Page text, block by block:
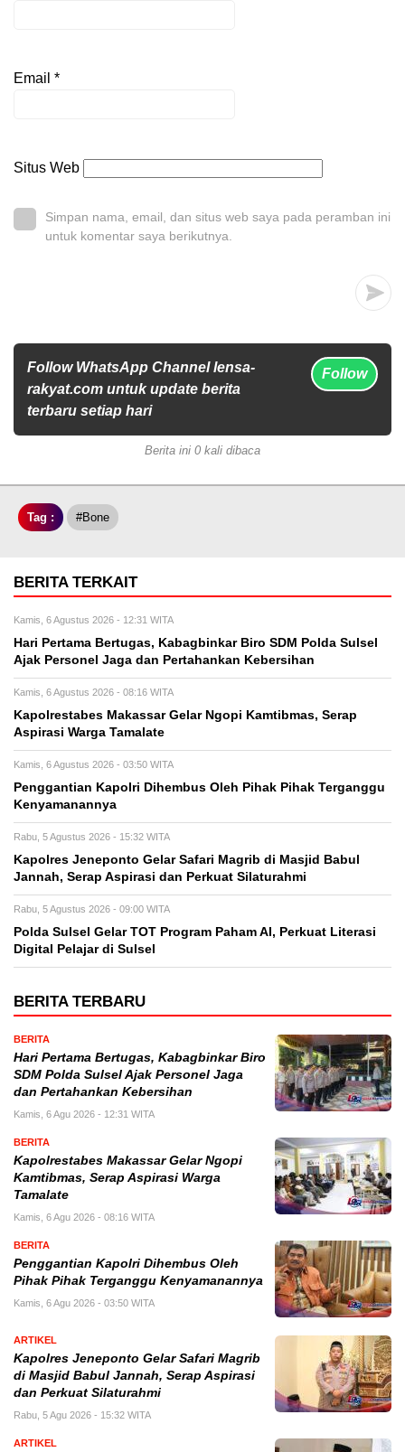
Email *
Situs Web
Simpan nama, email, dan situs web saya pada peramban ini
untuk komentar saya berikutnya.
Follow WhatsApp Channel lensa-
rakyat.com untuk update berita
terbaru setiap hari
Follow
Berita ini 0 kali dibaca
Tag : #Bone
BERITA TERKAIT
Kamis, 6 Agustus 2026 - 12:31 WITA
Hari Pertama Bertugas, Kabagbinkar Biro SDM Polda Sulsel
Ajak Personel Jaga dan Pertahankan Kebersihan
Kamis, 6 Agustus 2026 - 08:16 WITA
Kapolrestabes Makassar Gelar Ngopi Kamtibmas, Serap
Aspirasi Warga Tamalate
Kamis, 6 Agustus 2026 - 03:50 WITA
Penggantian Kapolri Dihembus Oleh Pihak Pihak Terganggu
Kenyamanannya
Rabu, 5 Agustus 2026 - 15:32 WITA
Kapolres Jeneponto Gelar Safari Magrib di Masjid Babul
Jannah, Serap Aspirasi dan Perkuat Silaturahmi
Rabu, 5 Agustus 2026 - 09:00 WITA
Polda Sulsel Gelar TOT Program Paham AI, Perkuat Literasi
Digital Pelajar di Sulsel
BERITA TERBARU
BERITA
Hari Pertama Bertugas, Kabagbinkar Biro
SDM Polda Sulsel Ajak Personel Jaga
dan Pertahankan Kebersihan
Kamis, 6 Agu 2026 - 12:31 WITA
BERITA
Kapolrestabes Makassar Gelar Ngopi
Kamtibmas, Serap Aspirasi Warga
Tamalate
Kamis, 6 Agu 2026 - 08:16 WITA
BERITA
Penggantian Kapolri Dihembus Oleh
Pihak Pihak Terganggu Kenyamanannya
Kamis, 6 Agu 2026 - 03:50 WITA
ARTIKEL
Kapolres Jeneponto Gelar Safari Magrib
di Masjid Babul Jannah, Serap Aspirasi
dan Perkuat Silaturahmi
Rabu, 5 Agu 2026 - 15:32 WITA
ARTIKEL